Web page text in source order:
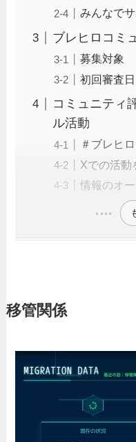
みんなで
ブレヒロコミ
募集対象
初回審査日
コミュニティ
ル活動
＃ブレヒ
Xでの活動
情報のオ
移管関係